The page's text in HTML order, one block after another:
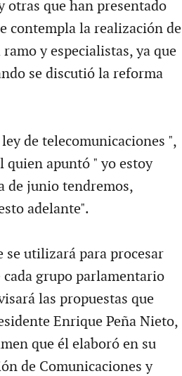
otras que han presentado
contempla la realización de
y especialistas, ya que
se discutió la reforma
de telecomunicaciones ",
quien apuntó " yo estoy
de junio tendremos,
adelante".
se utilizará para procesar
grupo parlamentario
las propuestas que
Enrique Peña Nieto,
que él elaboró en su
de Comunicaciones y